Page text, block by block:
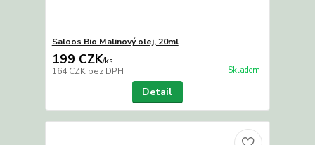
Saloos Bio Malinový olej, 20ml
199 CZK/ks
164 CZK bez DPH Skladem
Detail